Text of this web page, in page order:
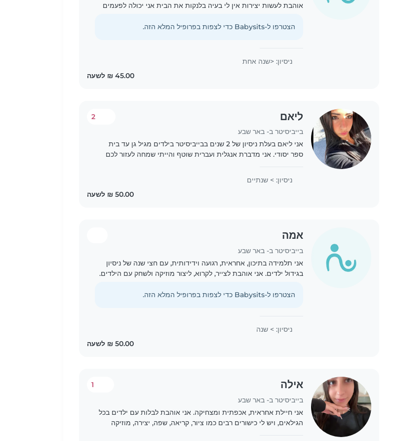
אוהבת לעשות יצירות אין לי בעיה בלנקות את הבית אני יכולה לפעמים
הצטרפו ל-Babysits כדי לצפות בפרופיל המלא הזה.
ניסיון: <שנה אחת
ליאם
בייביסיטר ב- באר שבע
2
אני ליאם בעלת ניסיון של 2 שנים בבייביסיטר בילדים מגיל גן עד בית
ספר יסודי. אני מדברת אנגלית ועברית שוטף והייתי שמחה לעזור לכם
ניסיון: > שנתיים
אמה
בייביסיטר ב- באר שבע
אני תלמידה בתיכון, אחראית, רגועה וידידותית, עם חצי שנה של ניסיון
בגידול ילדים. אני אוהבת לצייר, לקרוא, ליצור מוזיקה ולשחק עם הילדים.
הצטרפו ל-Babysits כדי לצפות בפרופיל המלא הזה.
ניסיון: > שנה
אילה
בייביסיטר ב- באר שבע
1
אני חיילת אחראית, אכפתית ומצחיקה. אני אוהבת לבלות עם ילדים בכל
הגילאים, ויש לי כישורים רבים כמו ציור, קריאה, שפה, יצירה, מוזיקה